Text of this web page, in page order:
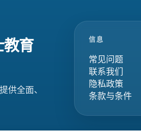
教育
供全面、
信息
常见问题
联系我们
隐私政策
条款与条件